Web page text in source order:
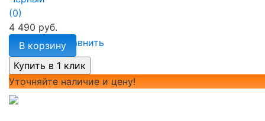
избранное сравнить
(0)
4 490 руб.
В корзину
Уточняйте наличие и цену!